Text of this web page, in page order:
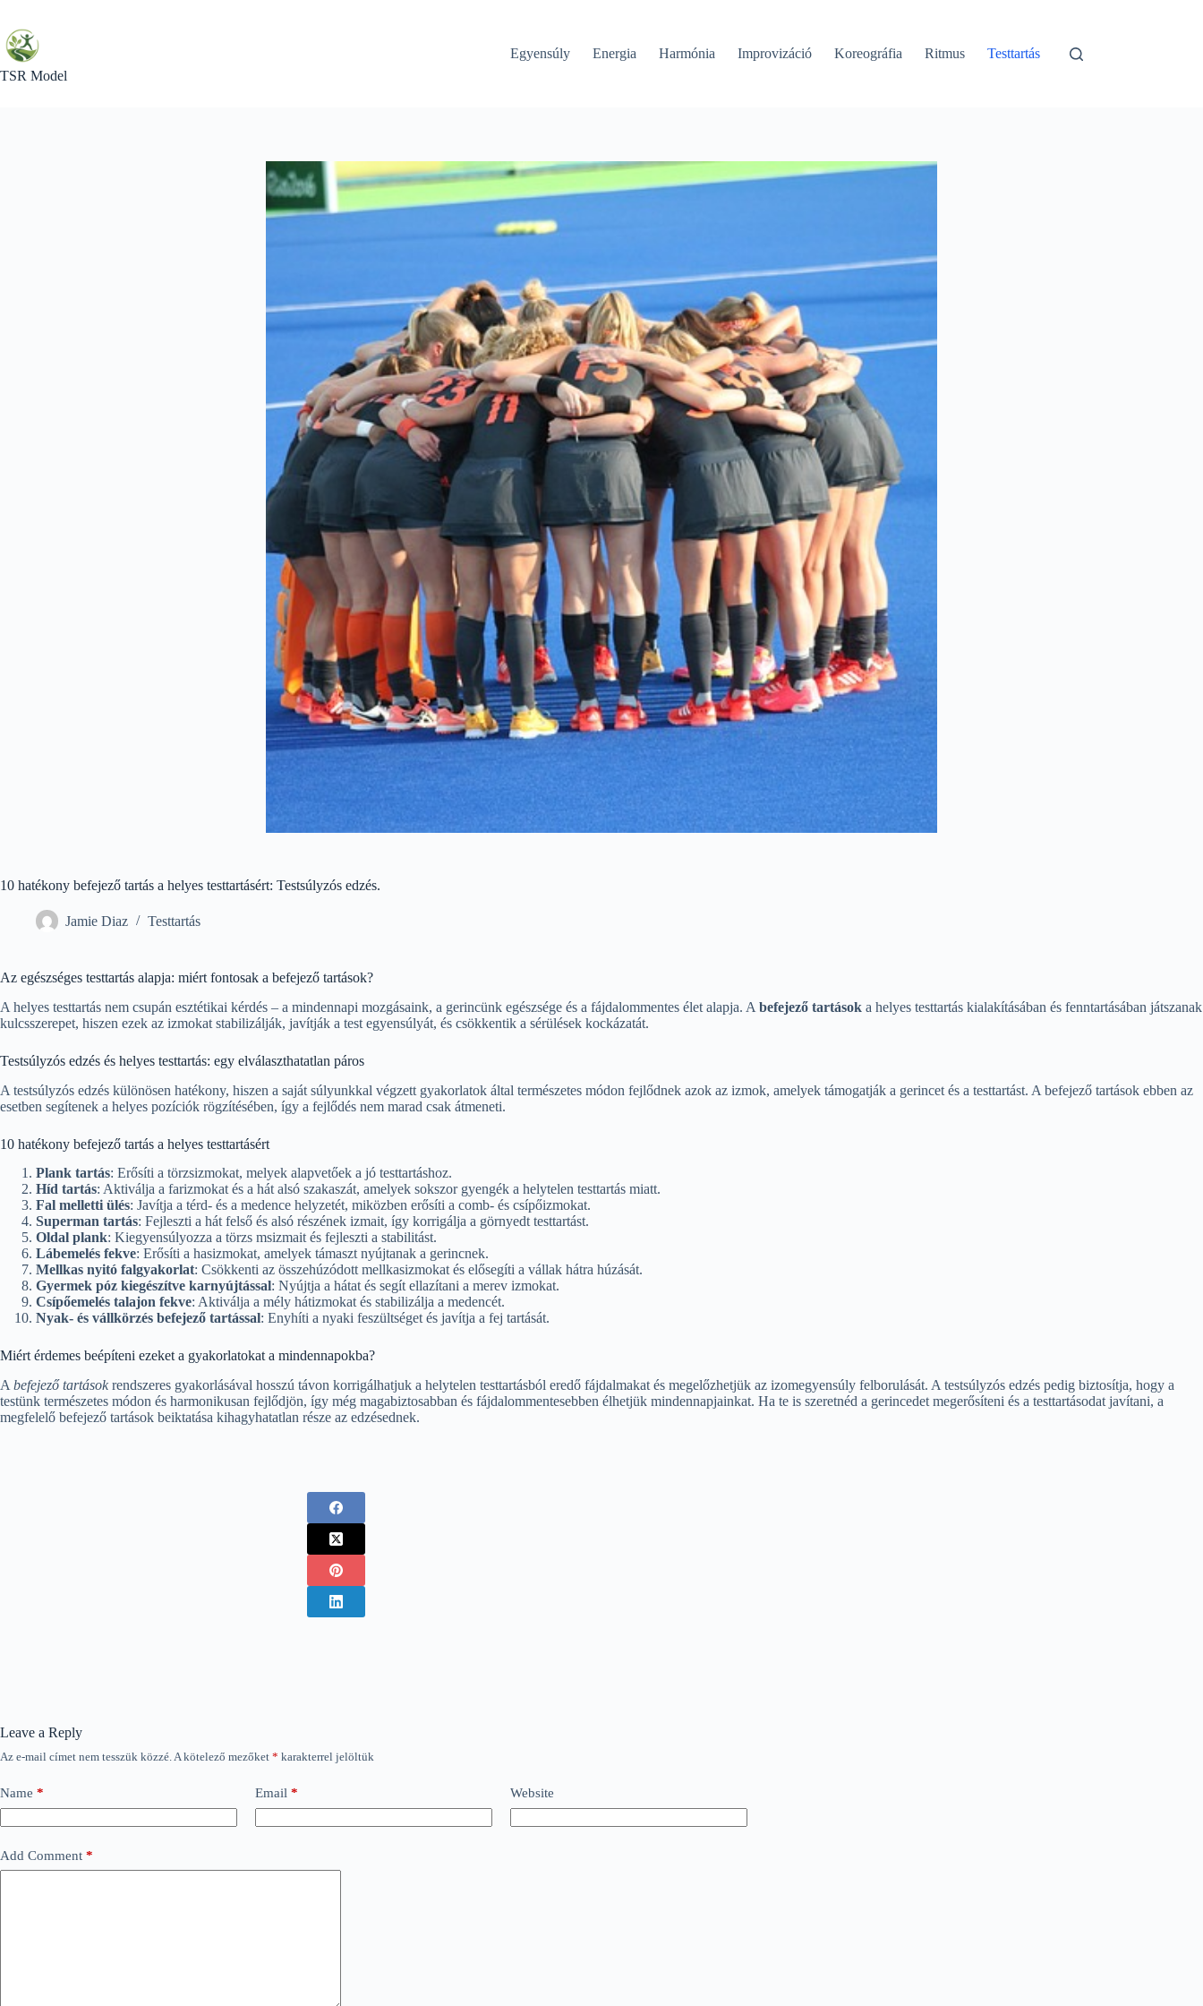
content
TSR Model
Egyensúly Energia Harmónia Improvizáció Koreográfia Ritmus Testtartás
10 hatékony befejező tartás a helyes testtartásért: Testsúlyzós edzés.
Jamie Diaz Testtartás
Az egészséges testtartás alapja: miért fontosak a befejező tartások?
A helyes testtartás nem csupán esztétikai kérdés – a mindennapi mozgásaink, a gerincünk egészsége és a fájdalommentes élet alapja. A befejező tartások a helyes testtartás kialakításában és fenntartásában játszanak
kulcsszerepet, hiszen ezek az izmokat stabilizálják, javítják a test egyensúlyát, és csökkentik a sérülések kockázatát.
Testsúlyzós edzés és helyes testtartás: egy elválaszthatatlan páros
A testsúlyzós edzés különösen hatékony, hiszen a saját súlyunkkal végzett gyakorlatok által természetes módon fejlődnek azok az izmok, amelyek támogatják a gerincet és a testtartást. A befejező tartások ebben az
esetben segítenek a helyes pozíciók rögzítésében, így a fejlődés nem marad csak átmeneti.
10 hatékony befejező tartás a helyes testtartásért
Plank tartás: Erősíti a törzsizmokat, melyek alapvetőek a jó testtartáshoz.
Híd tartás: Aktiválja a farizmokat és a hát alsó szakaszát, amelyek sokszor gyengék a helytelen testtartás miatt.
Fal melletti ülés: Javítja a térd- és a medence helyzetét, miközben erősíti a comb- és csípőizmokat.
Superman tartás: Fejleszti a hát felső és alsó részének izmait, így korrigálja a görnyedt testtartást.
Oldal plank: Kiegyensúlyozza a törzs msizmait és fejleszti a stabilitást.
Lábemelés fekve: Erősíti a hasizmokat, amelyek támaszt nyújtanak a gerincnek.
Mellkas nyitó falgyakorlat: Csökkenti az összehúzódott mellkasizmokat és elősegíti a vállak hátra húzását.
Gyermek póz kiegészítve karnyújtással: Nyújtja a hátat és segít ellazítani a merev izmokat.
Csípőemelés talajon fekve: Aktiválja a mély hátizmokat és stabilizálja a medencét.
Nyak- és vállkörzés befejező tartással: Enyhíti a nyaki feszültséget és javítja a fej tartását.
Miért érdemes beépíteni ezeket a gyakorlatokat a mindennapokba?
A befejező tartások rendszeres gyakorlásával hosszú távon korrigálhatjuk a helytelen testtartásból eredő fájdalmakat és megelőzhetjük az izomegyensúly felborulását. A testsúlyzós edzés pedig biztosítja, hogy a
testünk természetes módon és harmonikusan fejlődjön, így még magabiztosabban és fájdalommentesebben élhetjük mindennapjainkat. Ha te is szeretnéd a gerincedet megerősíteni és a testtartásodat javítani, a
megfelelő befejező tartások beiktatása kihagyhatatlan része az edzésednek.
Leave a Reply
Az e-mail címet nem tesszük közzé.A kötelező mezőket * karakterrel jelöltük
Name * Email * Website
Add Comment *